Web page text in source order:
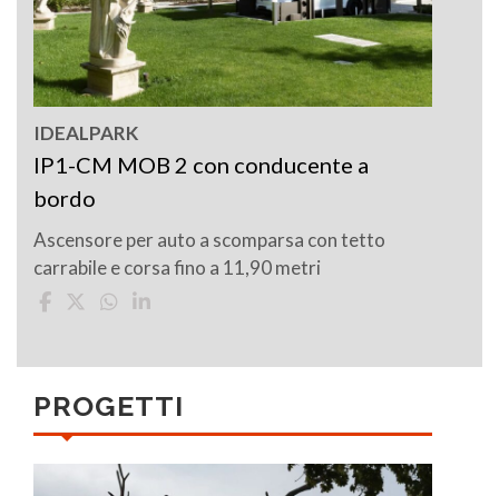
IDEALPARK
IP1-CM MOB 2 con conducente a
bordo
Ascensore per auto a scomparsa con tetto
carrabile e corsa fino a 11,90 metri
PROGETTI